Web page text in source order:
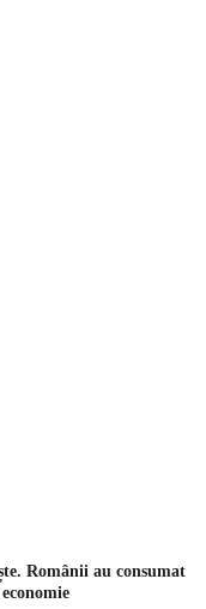
Românii au consumat